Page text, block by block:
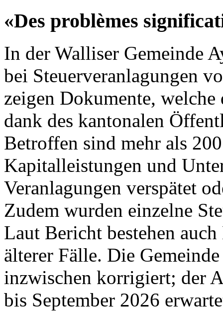
«Des problèmes
In der Walliser Gemeinde
bei Steuerveranlagungen
zeigen Dokumente,
dank des kantonalen
Betroffen sind mehr als
Kapitalleistungen und
Veranlagungen verspätet
Zudem wurden einzelne
Laut Bericht bestehen
älterer Fälle. Die
inzwischen korrigiert; der
bis September 2026